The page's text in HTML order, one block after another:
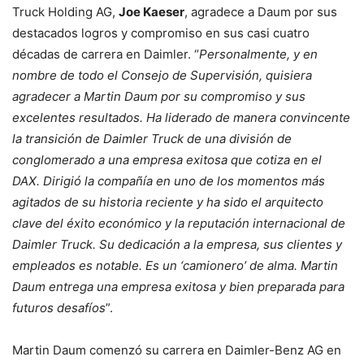
Truck Holding AG, Joe Kaeser, agradece a Daum por sus
destacados logros y compromiso en sus casi cuatro
décadas de carrera en Daimler. “Personalmente, y en
nombre de todo el Consejo de Supervisión, quisiera
agradecer a Martin Daum por su compromiso y sus
excelentes resultados. Ha liderado de manera convincente
la transición de Daimler Truck de una división de
conglomerado a una empresa exitosa que cotiza en el
DAX. Dirigió la compañía en uno de los momentos más
agitados de su historia reciente y ha sido el arquitecto
clave del éxito económico y la reputación internacional de
Daimler Truck. Su dedicación a la empresa, sus clientes y
empleados es notable. Es un ‘camionero’ de alma. Martin
Daum entrega una empresa exitosa y bien preparada para
futuros desafíos”.
Martin Daum comenzó su carrera en Daimler-Benz AG en